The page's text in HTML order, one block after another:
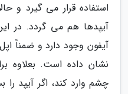
آیپدها هم می گردد. در
آیفون وجود دارد و ضمناً
نشان داده است. بعلاوه
چشم وارد کند، اگر آیپد